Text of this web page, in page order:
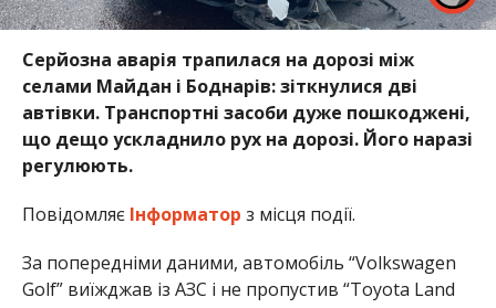
Серйозна аварія трапилася на дорозі між
селами Майдан і Боднарів: зіткнулися дві
автівки. Транспортні засоби дуже пошкоджені,
що дещо ускладнило рух на дорозі. Його наразі
регулюють.
Повідомляє Інформатор з місця події.
За попередніми даними, автомобіль “Volkswagen
Golf” виїжджав із АЗС і не пропустив “Toyota Land